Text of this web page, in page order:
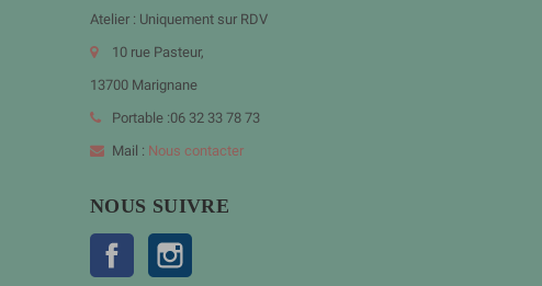
Atelier : Uniquement sur RDV
10 rue Pasteur,
13700 Marignane
Portable :06 32 33 78 73
Mail : Nous contacter
NOUS SUIVRE
Facebook